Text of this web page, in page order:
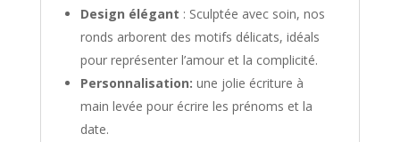
Design élégant : Sculptée avec soin, nos
ronds arborent des motifs délicats, idéals
pour représenter l’amour et la complicité.
Personnalisation: une jolie écriture à
main levée pour écrire les prénoms et la
date.